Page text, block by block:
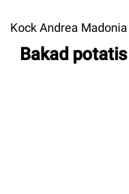
Kock Andrea Madonia
Bakad potatis